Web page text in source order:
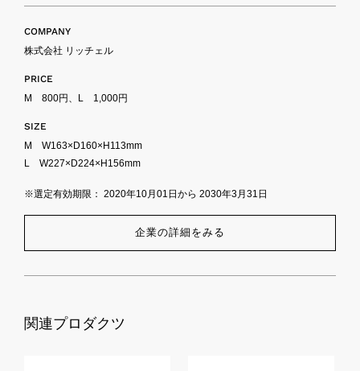
COMPANY
株式会社 リッチェル
PRICE
M 800円、L 1,000円
SIZE
M W163×D160×H113mm
L W227×D224×H156mm
※選定有効期限： 2020年10月01日から 2030年3月31日
企業の詳細をみる
関連プロダクツ